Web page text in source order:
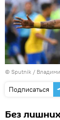
© Sputnik /
Подписаться
Без